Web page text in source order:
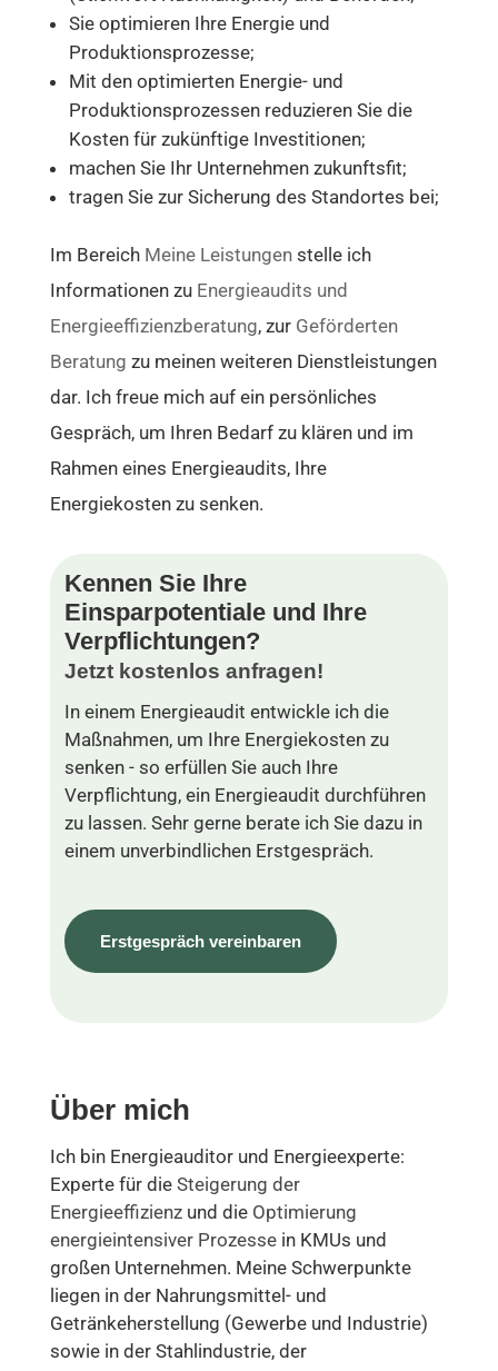
Sie optimieren Ihre Energie und
Produktionsprozesse;
Mit den optimierten Energie- und
Produktionsprozessen reduzieren Sie die
Kosten für zukünftige Investitionen;
machen Sie Ihr Unternehmen zukunftsfit;
tragen Sie zur Sicherung des Standortes bei;
Im Bereich Meine Leistungenstelle ich
Informationen zu Energieaudits und
Energieeffizienzberatung, zur Geförderten
Beratung zu meinen weiteren Dienstleistungen
dar. Ich freue mich auf ein persönliches
Gespräch, um Ihren Bedarf zu klären und im
Rahmen eines Energieaudits, Ihre
Energiekosten zu senken.
Kennen Sie Ihre
Einsparpotentiale und Ihre
Verpflichtungen?
Jetzt kostenlos anfragen!
In einem Energieaudit entwickle ich die
Maßnahmen, um Ihre Energiekosten zu
senken - so erfüllen Sie auch Ihre
Verpflichtung, ein Energieaudit durchführen
zu lassen. Sehr gerne berate ich Sie dazu in
einem unverbindlichen Erstgespräch.
Erstgespräch vereinbaren
Über mich
Ich bin Energieauditor und Energieexperte:
Experte für die Steigerung der
Energieeffizienzund die Optimierung
energieintensiver Prozessein KMUs und
großen Unternehmen. Meine Schwerpunkte
liegen in der Nahrungsmittel- und
Getränkeherstellung (Gewerbe und Industrie)
sowie in der Stahlindustrie, der